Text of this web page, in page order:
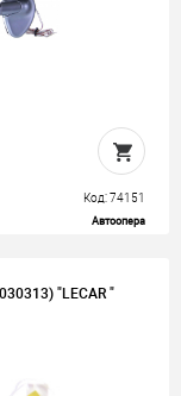
Код: 74151
Автоопера
"LECAR "